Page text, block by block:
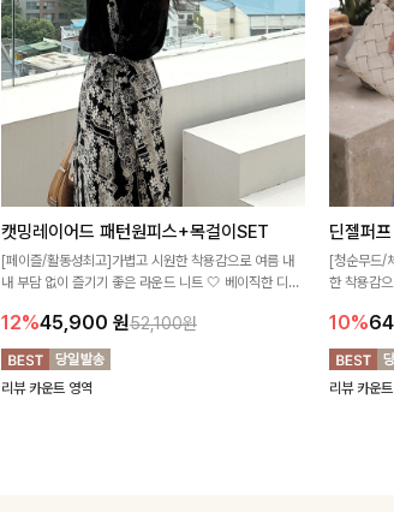
캣밍레이어드 패턴원피스+목걸이SET
[페이즐/활동성최고]가볍고 시원한 착용감으로 여름 내
내 부담 없이 즐기기 좋은 라운드 니트 🤍 베이직한 디자
하기 좋아요 ✨
12%45,900 원52,100원
리뷰 카운트 영역
딘젤퍼
[청순무드/
한 착용감
론, 고급스
10%
리뷰 카운